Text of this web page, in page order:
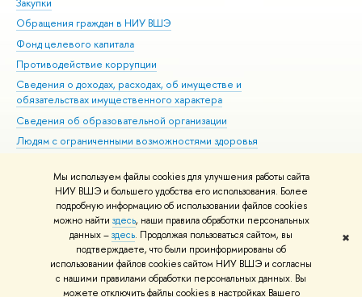
Мы используем файлы cookies для улучшения работы сайта
НИУ ВШЭ и большего удобства его использования. Более
подробную информацию об использовании файлов cookies
можно найти здесь, наши правила обработки персональных
данных –здесь. Продолжая пользоваться сайтом, вы
подтверждаете, что были проинформированы об
использовании файлов cookies сайтом НИУ ВШЭ и согласны
с нашими правилами обработки персональных данных. Вы
можете отключить файлы cookies в настройках Вашего
✖
Закупки
Обращения граждан в НИУ ВШЭ
Фонд целевого капитала
Противодействие коррупции
Сведения о доходах, расходах, об имуществе и
обязательствах имущественного характера
Сведения об образовательной организации
Людям с ограниченными возможностями здоровья
Работа в Вышке
© НИУ ВШЭ 1993–2026 Адреса и контакты Условия использования
материалов Политика конфиденциальности Карта сайта